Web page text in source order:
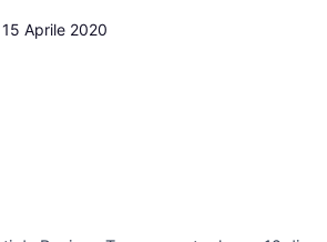
15 Aprile 2020